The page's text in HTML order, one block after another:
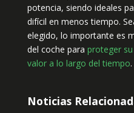
potencia, siendo ideales
difícil en menos tiempo.
elegido, lo importante es
del coche para proteger
valor a lo largo del tiempo.
Noticias